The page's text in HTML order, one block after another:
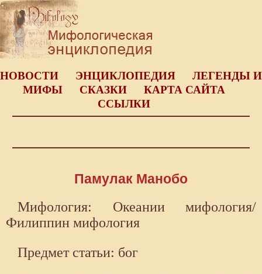
НОВОСТИ ЭНЦИКЛОПЕДИЯ
ЛЕГЕНДЫ И
МИФЫ
СКАЗКИ
КАРТА САЙТА
ССЫЛКИ
Памулак Манобо
Мифология: Океании мифология/
Филиппин мифология
Предмет статьи: бог